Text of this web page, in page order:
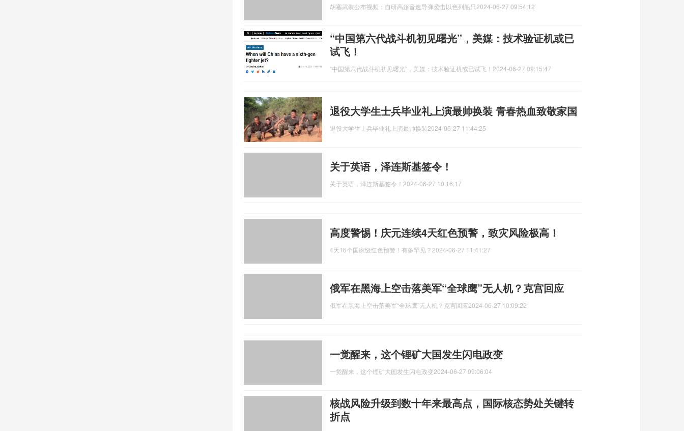
胡塞武装公布视频：自研高超音速导弹袭击以色列船只2024-06-27 09:54:12
“中国第六代战斗机初见曙光”，美媒：技术验证机或已
试飞！
“中国第六代战斗机初见曙光”，美媒：技术验证机或已试飞！ 2024-06-27 09:15:47
退役大学生士兵毕业礼上演最帅换装 青春热血致敬家国
退役大学生士兵毕业礼上演最帅换装2024-06-27 11:44:25
关于英语，泽连斯基签令！
关于英语，泽连斯基签令！ 2024-06-27 10:16:17
高度警惕！庆元连续4天红色预警，致灾风险极高！
4天16个国家级红色预警！有多罕见？ 2024-06-27 11:41:27
俄军在黑海上空击落美军“全球鹰”无人机？克宫回应
俄军在黑海上空击落美军“全球鹰”无人机？克宫回应2024-06-27 10:09:22
一觉醒来，这个锂矿大国发生闪电政变
一觉醒来，这个锂矿大国发生闪电政变2024-06-27 09:06:04
核战风险升级到数十年来最高点，国际核态势处关键转
折点